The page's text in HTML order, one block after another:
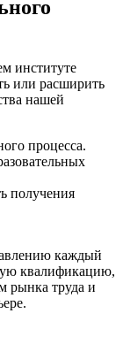
институте
или расширить
нашей
процесса.
получения
каждый
квалификацию,
рынка труда и